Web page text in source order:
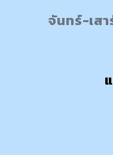
จันทร์-เส